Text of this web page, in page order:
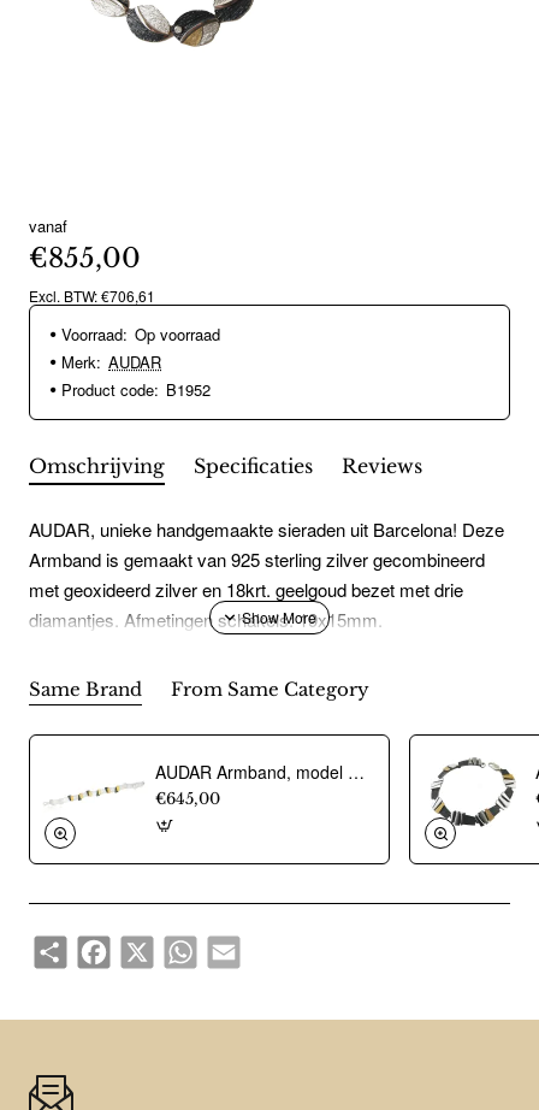
vanaf
€855,00
Excl. BTW: €706,61
Voorraad: Op voorraad
Merk: AUDAR
Product code: B1952
Omschrijving Specificaties Reviews
AUDAR, unieke handgemaakte sieraden uit Barcelona! Deze
Armband is gemaakt van 925 sterling zilver gecombineerd
met geoxideerd zilver en 18krt. geelgoud bezet met drie
diamantjes. Afmetingen schakels: 19x15mm.
Same Brand From Same Category
AUDAR Armband, model 1800 zilver met 18 krt goud (lengte 18cm) - 20379
€645,00
ShareFacebook
X WhatsAppEmail